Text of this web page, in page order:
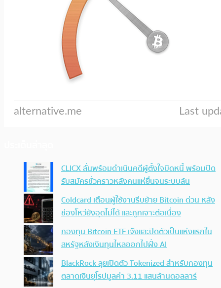
CLICX ลั่นพร้อมดำเนินคดีผู้ตั้งใจบิดหนี้ พร้อมปิด
รับสมัครชั่วคราวหลังคนแห่ยื่นจนระบบล้น
Coldcard เตือนผู้ใช้งานรีบย้าย Bitcoin ด่วน หลัง
ช่องโหว่ยังอุดไม่ได้ และถูกเจาะต่อเนื่อง
กองทุน Bitcoin ETF เจ๊งและปิดตัวเป็นแห่งแรกใน
สหรัฐหลังเงินทุนไหลออกไปฝั่ง AI
BlackRock ลุยเปิดตัว Tokenized สำหรับกองทุน
ตลาดเงินยุโรปมูลค่า 3.11 แสนล้านดอลลาร์